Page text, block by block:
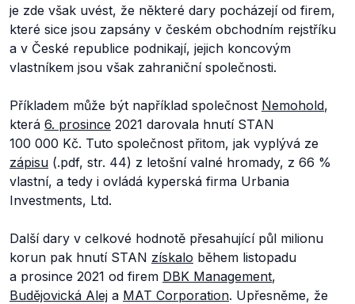
je zde však uvést, že některé dary pocházejí od firem,
které sice jsou zapsány v českém obchodním rejstříku
a v České republice podnikají, jejich koncovým
vlastníkem jsou však zahraniční společnosti.
Příkladem může být například společnost Nemohold,
která 6. prosince 2021 darovala hnutí STAN
100 000 Kč. Tuto společnost přitom, jak vyplývá ze
zápisu (.pdf, str. 44) z letošní valné hromady, z 66 %
vlastní, a tedy i ovládá kyperská firma Urbania
Investments, Ltd.
Další dary v celkové hodnotě přesahující půl milionu
korun pak hnutí STAN získalo během listopadu
a prosince 2021 od firem DBK Management,
Budějovická Alej a MAT Corporation. Upřesněme, že